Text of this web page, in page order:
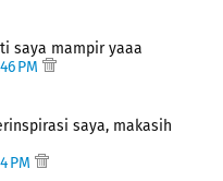
saya mampir yaaa
PM
saya, makasih
PM